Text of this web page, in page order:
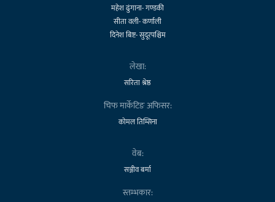
महेश ढुंगाना- गण्डकी
सीता वली- कर्णाली
दिनेश बिष्ट- सुदूरपश्चिम
लेखा:
सरिता श्रेष्ठ
चिफ मार्केटिङ अफिसर:
कोमल तिम्सिना
वेब:
सञ्जीव बर्मा
स्तम्भकार: